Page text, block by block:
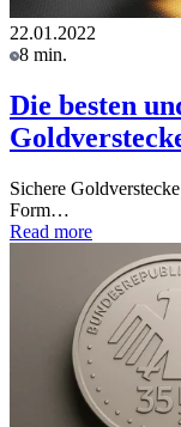
22.01.2022
8 min.
Die besten
Sichere
Form…
Read more